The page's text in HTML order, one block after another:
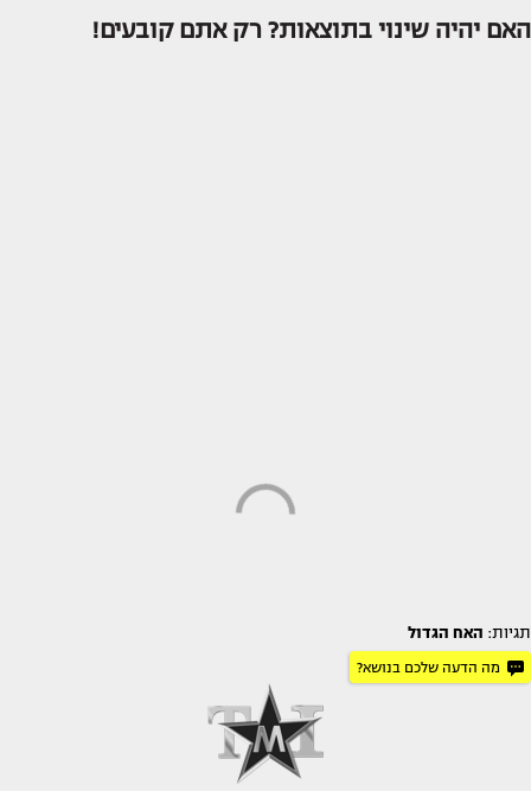
האם יהיה שינוי בתוצאות? רק אתם קובעים!
תגיות: האח הגדול
מה הדעה שלכם בנושא?